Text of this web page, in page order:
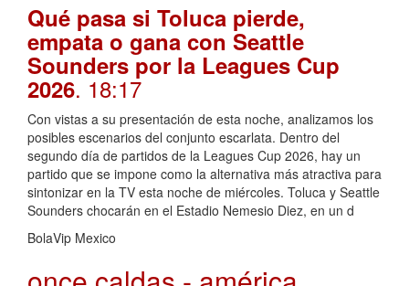
Qué pasa si Toluca pierde,
empata o gana con Seattle
Sounders por la Leagues Cup
2026. 18:17
Con vistas a su presentación de esta noche, analizamos los
posibles escenarios del conjunto escarlata. Dentro del
segundo día de partidos de la Leagues Cup 2026, hay un
partido que se impone como la alternativa más atractiva para
sintonizar en la TV esta noche de miércoles. Toluca y Seattle
Sounders chocarán en el Estadio Nemesio Diez, en un d
BolaVip Mexico